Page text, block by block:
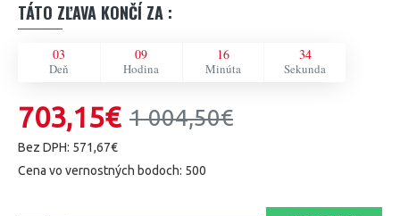
TÁTO ZĽAVA KONČÍ ZA :
03
Deň
09
Hodina
16
Minúta
34
Sekunda
703,15€ 1 004,50€
Bez DPH: 571,67€
Cena vo vernostných bodoch: 500